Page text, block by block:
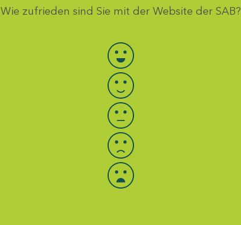
Wie zufrieden sind Sie mit der Website der SAB?
Bewertung auswählen